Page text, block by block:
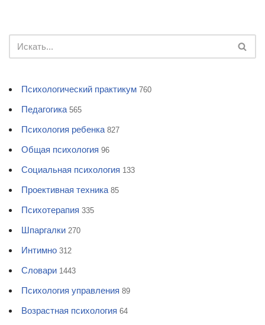
Психологический практикум 760
Педагогика 565
Психология ребенка 827
Общая психология 96
Социальная психология 133
Проективная техника 85
Психотерапия 335
Шпаргалки 270
Интимно 312
Словари 1443
Психология управления 89
Возрастная психология 64